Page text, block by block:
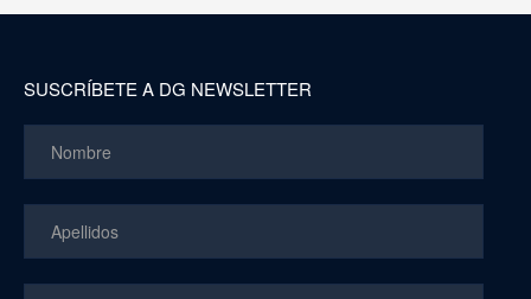
SUSCRÍBETE A DG NEWSLETTER